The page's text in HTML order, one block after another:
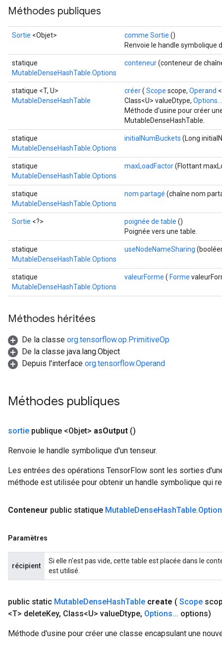
Méthodes publiques
Sortie <Objet> comme Sortie ()
Renvoie le handle symbolique
statique
MutableDenseHashTable.Options
conteneur(conteneur de
statique <T, U>
MutableDenseHashTable
créer( Scope scope, Operand
Class<U> valueDtype, Options...
Méthode d'usine pour créer
MutableDenseHashTable.
statique
MutableDenseHashTable.Options
initialNumBuckets (Long
statique
MutableDenseHashTable.Options
maxLoadFactor(Flottant
statique
MutableDenseHashTable.Options
nom partagé (chaîne nom
Sortie <?> poignée de table ()
Poignée vers une table.
statique
MutableDenseHashTable.Options
useNodeNameSharing
statique
MutableDenseHashTable.Options
valeurForme ( Forme
Méthodes héritées
De la classe org.tensorflow.op.PrimitiveOp
De la classe java.lang.Object
Depuis l'interface org.tensorflow.Operand
Méthodes publiques
sortie publique <Objet> asOutput ()
Renvoie le handle symbolique d'un tenseur.
Les entrées des opérations TensorFlow sont les sorties
méthode est utilisée pour obtenir un handle symbolique qui
Conteneur public statique MutableDenseHashTable.
Paramètres
récipient
Si elle n'est pas vide, cette table est placée dans le
est utilisé.
public static MutableDenseHashTable create ( Scope
<T> deleteKey, Class<U> valueDtype, Options... options)
Méthode d'usine pour créer une classe encapsulant une